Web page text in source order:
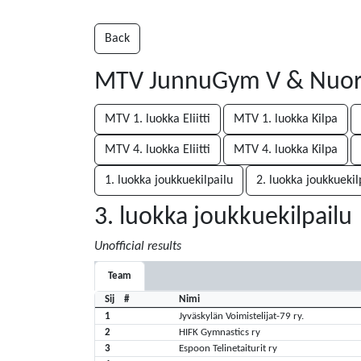
Back
MTV JunnuGym V &
MTV 1. luokka Eliitti MTV 1. luokka Kilpa
MTV 4. luokka Eliitti MTV 4. luokka Kilpa
1. luokka joukkuekilpailu 2. luokka
3. luokka joukkuekilpailu
Unofficial results
Team
Sij #
Nimi
1
Jyväskylän Voimistelijat-79 ry.
2
HIFK Gymnastics ry
3
Espoon Telinetaiturit ry